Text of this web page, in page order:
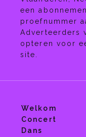
een
proefnummer
Adverteerders
opteren voor
site.
Welkom
Concert
Dans